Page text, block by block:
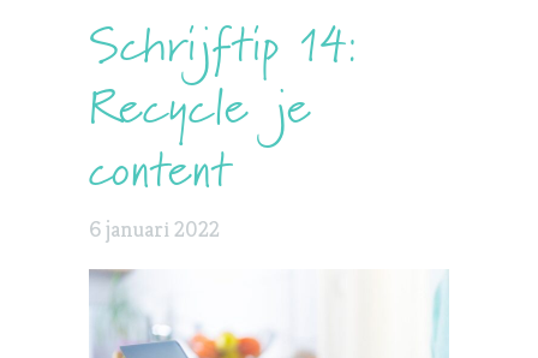
Schrijftip 14:
Recycle je
content
6 januari 2022